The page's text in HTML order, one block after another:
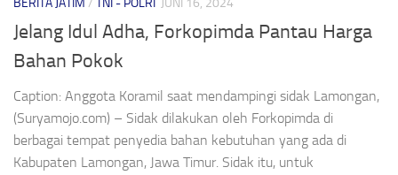
BERITA JATIM / TNI - POLRI JUNI 16, 2024
Jelang Idul Adha, Forkopimda Pantau Harga
Bahan Pokok
Caption: Anggota Koramil saat mendampingi sidak Lamongan,
(Suryamojo.com) – Sidak dilakukan oleh Forkopimda di
berbagai tempat penyedia bahan kebutuhan yang ada di
Kabupaten Lamongan, Jawa Timur. Sidak itu, untuk